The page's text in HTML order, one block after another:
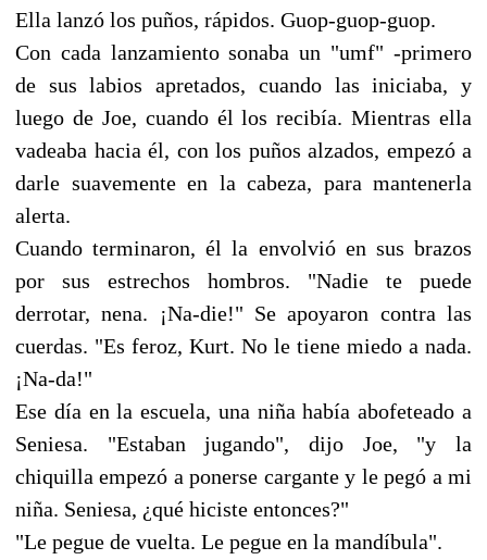
Ella lanzó los puños, rápidos. Guop-guop-guop.
Con cada lanzamiento sonaba un "umf" -primero
de sus labios apretados, cuando las iniciaba, y
luego de Joe, cuando él los recibía. Mientras ella
vadeaba hacia él, con los puños alzados, empezó a
darle suavemente en la cabeza, para mantenerla
alerta.
Cuando terminaron, él la envolvió en sus brazos
por sus estrechos hombros. "Nadie te puede
derrotar, nena. ¡Na-die!" Se apoyaron contra las
cuerdas. "Es feroz, Kurt. No le tiene miedo a nada.
¡Na-da!"
Ese día en la escuela, una niña había abofeteado a
Seniesa. "Estaban jugando", dijo Joe, "y la
chiquilla empezó a ponerse cargante y le pegó a mi
niña. Seniesa, ¿qué hiciste entonces?"
"Le pegue de vuelta. Le pegue en la mandíbula".